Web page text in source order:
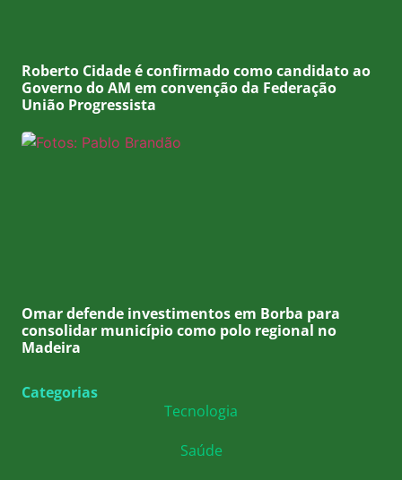
Roberto Cidade é confirmado como candidato ao
Governo do AM em convenção da Federação
União Progressista
Omar defende investimentos em Borba para
consolidar município como polo regional no
Madeira
Categorias
Tecnologia
Saúde